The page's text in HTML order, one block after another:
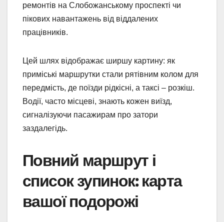
ремонтів на Слобожанському проспекті чи
пікових навантажень від віддалених
працівників.
Цей шлях відображає ширшу картину: як
приміські маршрутки стали рятівним колом для
передмість, де поїзди рідкісні, а таксі – розкіш.
Водії, часто місцеві, знають кожен виїзд,
сигналізуючи пасажирам про затори
заздалегідь.
Повний маршрут і
список зупинок: карта
вашої подорожі